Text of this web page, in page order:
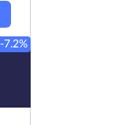
-7.2%